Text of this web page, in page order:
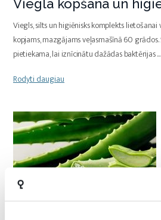
Viegla kopšana un
Viegls, silts un higiēnisks komplekts
kopjams, mazgājams veļasmašīnā 60
pietiekama, lai iznīcinātu dažādas baktērijas...
Rodyti daugiau